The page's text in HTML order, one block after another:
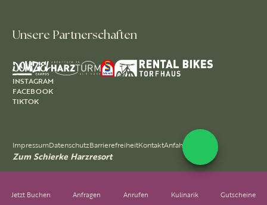
Jetzt Buchen Anfragen Anrufen Kulinarik Gutscheine
Unsere Partnerschaften
INSTAGRAM
FACEBOOK
TIKTOK
ImpressumDatenschutzBarrierefreiheitKontaktAnfahrt
Zum Schierke Harzresort